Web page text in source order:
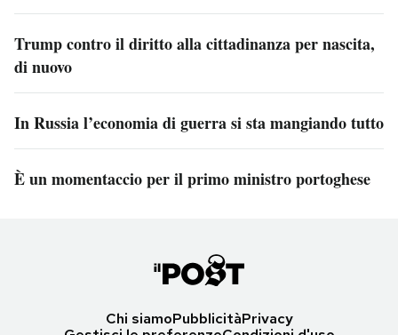
Trump contro il diritto alla cittadinanza per nascita,
di nuovo
In Russia l’economia di guerra si sta mangiando tutto
È un momentaccio per il primo ministro portoghese
Chi siamoPubblicitàPrivacy